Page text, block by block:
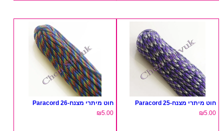
חוט מיתרי מצנח-25 Paracord
₪5.00
חוט מיתרי מצנח-26 Paracord
₪5.00